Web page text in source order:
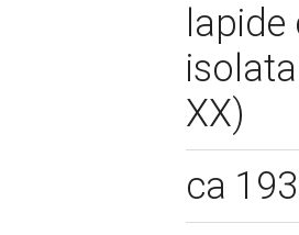
XX)
ca